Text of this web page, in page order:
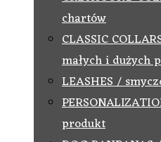
chartów
CLASSIC
małych i dużych
LEASHES /
produkt